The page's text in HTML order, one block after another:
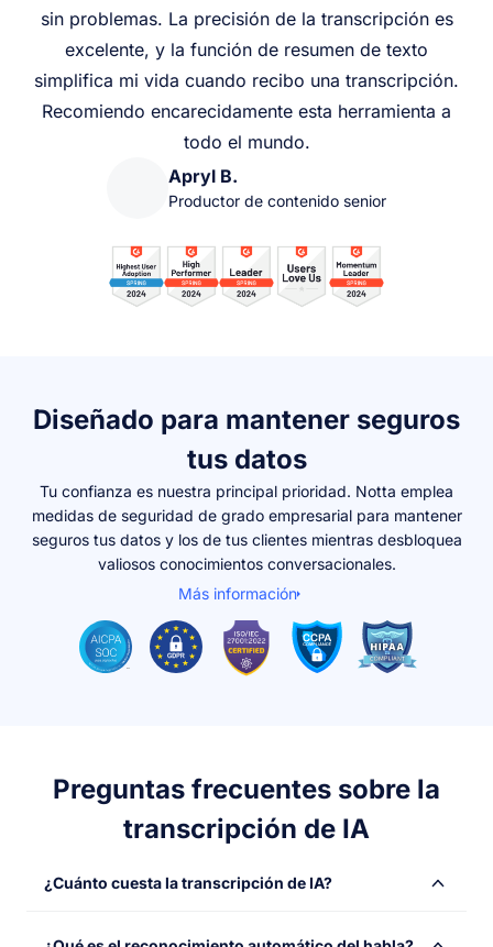
sin problemas. La precisión de la transcripción es
excelente, y la función de resumen de texto
simplifica mi vida cuando recibo una transcripción.
Recomiendo encarecidamente esta herramienta a
todo el mundo.
Apryl B.
Productor de contenido senior
Diseñado para mantener seguros
tus datos
Tu confianza es nuestra principal prioridad. Notta emplea
medidas de seguridad de grado empresarial para mantener
seguros tus datos y los de tus clientes mientras desbloquea
valiosos conocimientos conversacionales.
Más información
Preguntas frecuentes sobre la
transcripción de IA
¿Cuánto cuesta la transcripción de IA?